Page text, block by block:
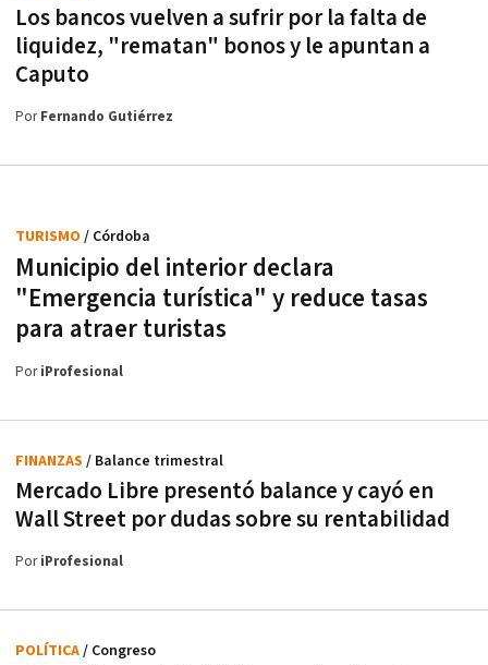
Los bancos vuelven a sufrir por la falta de
liquidez, "rematan" bonos y le apuntan a
Caputo
PorFernando Gutiérrez
Municipio del interior declara
"Emergencia turística" y reduce tasas
para atraer turistas
TURISMO / Córdoba
PoriProfesional
Mercado Libre presentó balance y cayó en
Wall Street por dudas sobre su rentabilidad
FINANZAS / Balance trimestral
PoriProfesional
POLÍTICA/ Congreso